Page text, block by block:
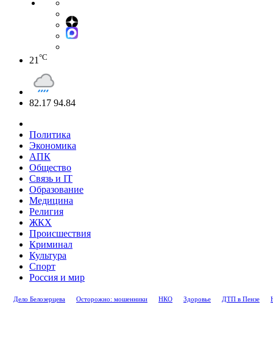
21 °C
82.17 94.84
Политика
Экономика
АПК
Общество
Связь и IT
Образование
Медицина
Религия
ЖКХ
Происшествия
Криминал
Культура
Спорт
Россия и мир
Дело Белозерцева Осторожно: мошенники НКО Здоровье ДТП в Пензе